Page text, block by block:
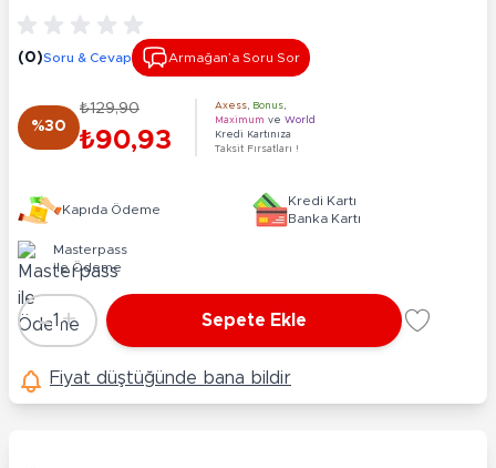
(0)Soru & Cevap Armağan’a Soru Sor
%30
₺129,90
₺90,93
Axess Bonus
Maximum ve World
Kredi Kartınıza
Taksit Fırsatları !
Kapıda Ödeme
Kredi Kartı
Banka Kartı
Masterpass
ile Ödeme
Adet
-1 + Sepete Ekle
Fiyat düştüğünde bana bildir